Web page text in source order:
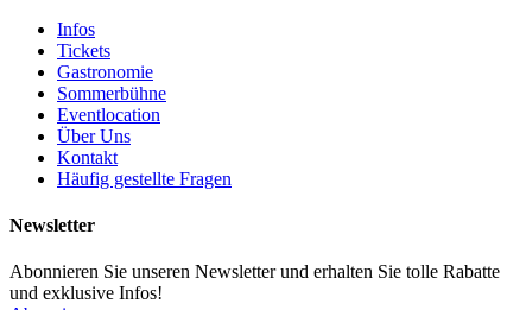
Infos
Tickets
Gastronomie
Sommerbühne
Eventlocation
Über Uns
Kontakt
Häufig gestellte Fragen
Newsletter
Abonnieren Sie unseren Newsletter und erhalten Sie tolle Rabatte
und exklusive Infos!